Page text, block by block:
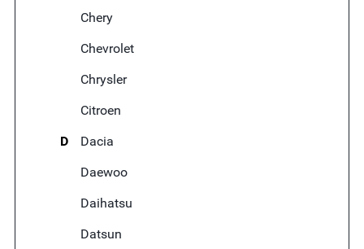
Chery
Chevrolet
Chrysler
Citroen
D
Dacia
Daewoo
Daihatsu
Datsun